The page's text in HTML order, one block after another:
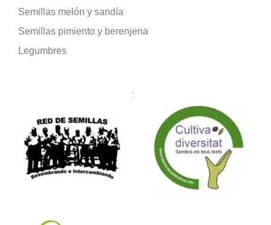
Semillas melón y sandía
Semillas pimiento y berenjena
Legumbres
Formamos parte de: